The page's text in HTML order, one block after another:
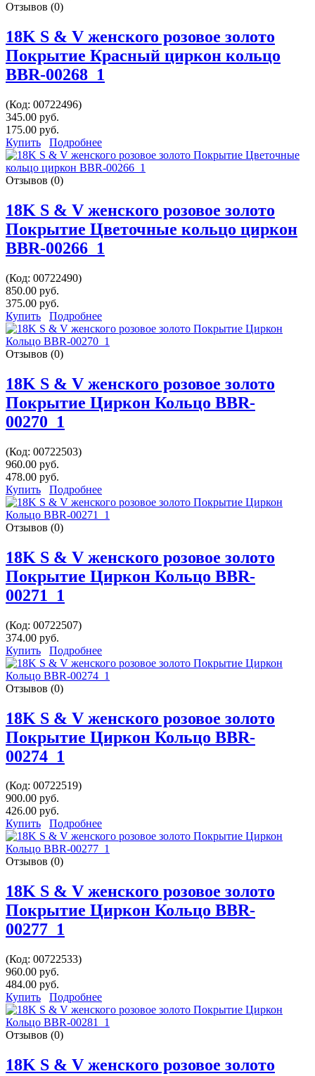
Отзывов (0)
18K S & V женского розовое золото
Покрытие Красный циркон кольцо
BBR-00268_1
(Код: 00722496)
345.00 руб.
175.00 руб.
Купить
Подробнее
Отзывов (0)
18K S & V женского розовое золото
Покрытие Цветочные кольцо циркон
BBR-00266_1
(Код: 00722490)
850.00 руб.
375.00 руб.
Купить
Подробнее
Отзывов (0)
18K S & V женского розовое золото
Покрытие Циркон Кольцо BBR-
00270_1
(Код: 00722503)
960.00 руб.
478.00 руб.
Купить
Подробнее
Отзывов (0)
18K S & V женского розовое золото
Покрытие Циркон Кольцо BBR-
00271_1
(Код: 00722507)
374.00 руб.
Купить
Подробнее
Отзывов (0)
18K S & V женского розовое золото
Покрытие Циркон Кольцо BBR-
00274_1
(Код: 00722519)
900.00 руб.
426.00 руб.
Купить
Подробнее
Отзывов (0)
18K S & V женского розовое золото
Покрытие Циркон Кольцо BBR-
00277_1
(Код: 00722533)
960.00 руб.
484.00 руб.
Купить
Подробнее
Отзывов (0)
18K S & V женского розовое золото